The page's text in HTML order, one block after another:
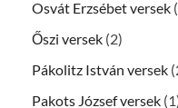
Osvát Erzsébet versek
Őszi versek (2)
Pákolitz István versek
Pakots József versek